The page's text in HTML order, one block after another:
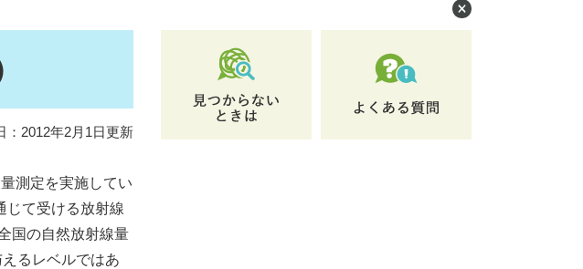
：2012年2月1日更新
測定を実施してい
じて受ける放射線
国の自然放射線量
るレベルではあ